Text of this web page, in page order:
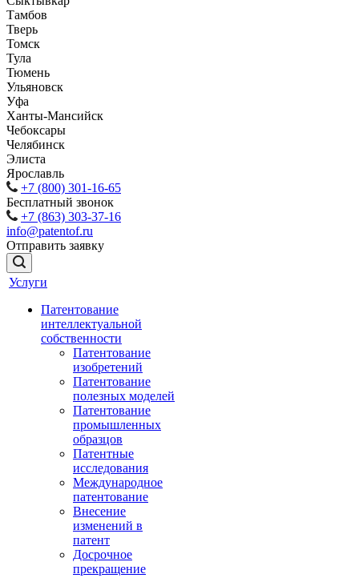
Тамбов
Тверь
Томск
Тула
Тюмень
Ульяновск
Уфа
Ханты-Мансийск
Чебоксары
Челябинск
Элиста
Ярославль
+7 (800) 301-16-65
Бесплатный звонок
+7 (863) 303-37-16
info@patentof.ru
Отправить заявку
Услуги
Патентование
интеллектуальной
собственности
Патентование
изобретений
Патентование
полезных моделей
Патентование
промышленных
образцов
Патентные
исследования
Международное
патентование
Внесение
изменений в
патент
Досрочное
прекращение